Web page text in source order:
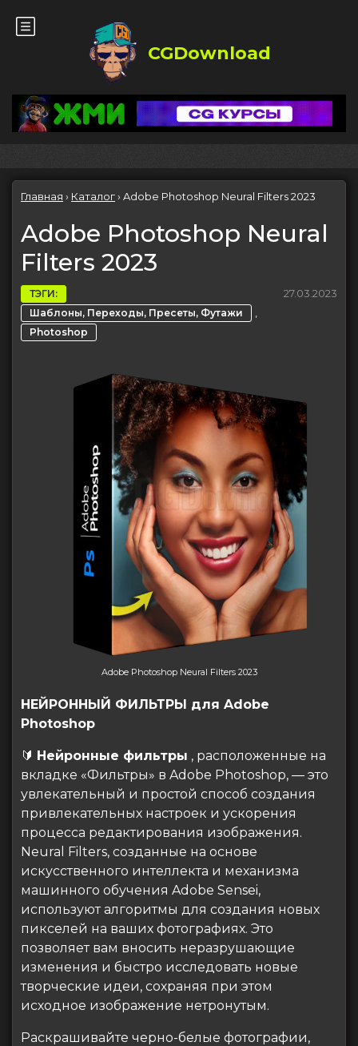
CGDownload
Главная › Каталог› Adobe Photoshop Neural Filters 2023
Adobe Photoshop Neural
Filters 2023
ТЭГИ:
Шаблоны, Переходы, Пресеты, Футажи
,
Photoshop
27.03.2023
Adobe Photoshop Neural Filters 2023
НЕЙРОННЫЙ ФИЛЬТРЫ для Adobe
Photoshop
🔰 Нейронные фильтры , расположенные на
вкладке «Фильтры» в Adobe Photoshop, — это
увлекательный и простой способ создания
привлекательных настроек и ускорения
процесса редактирования изображения.
Neural Filters, созданные на основе
искусственного интеллекта и механизма
машинного обучения Adobe Sensei,
используют алгоритмы для создания новых
пикселей на ваших фотографиях. Это
позволяет вам вносить неразрушающие
изменения и быстро исследовать новые
творческие идеи, сохраняя при этом
исходное изображение нетронутым.
Раскрашивайте черно-белые фотографии,